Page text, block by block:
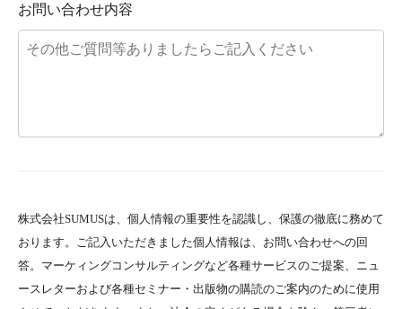
お問い合わせ内容
株式会社SUMUSは、個人情報の重要性を認識し、保護の徹底に務めて
おります。ご記入いただきました個人情報は、お問い合わせへの回
答。マーケィングコンサルティングなど各種サービスのご提案、ニュ
ースレターおよび各種セミナー・出版物の購読のご案内のために使用